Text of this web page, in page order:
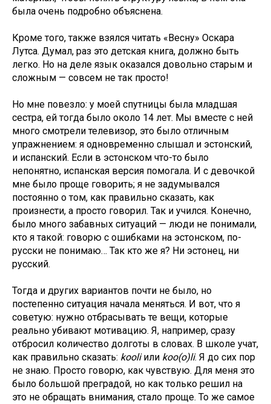
была очень подробно объяснена.
Кроме того, также взялся читать «Весну» Оскара
Лутса. Думал, раз это детская книга, должно быть
легко. Но на деле язык оказался довольно старым и
сложным — совсем не так просто!
Но мне повезло: у моей спутницы была младшая
сестра, ей тогда было около 14 лет. Мы вместе с ней
много смотрели телевизор, это было отличным
упражнением: я одновременно слышал и эстонский,
и испанский. Если в эстонском что-то было
непонятно, испанская версия помогала. И с девочкой
мне было проще говорить; я не задумывался
постоянно о том, как правильно сказать, как
произнести, а просто говорил. Так и учился. Конечно,
было много забавных ситуаций — люди не понимали,
кто я такой: говорю с ошибками на эстонском, по-
русски не понимаю… Так кто же я? Ни эстонец, ни
русский.
Тогда и других вариантов почти не было, но
постепенно ситуация начала меняться. И вот, что я
советую: нужно отбрасывать те вещи, которые
реально убивают мотивацию. Я, например, сразу
отбросил количество долготы в словах. В школе учат,
как правильно сказать: kooliили koo(o)li. Я до сих пор
не знаю. Просто говорю, как чувствую. Для меня это
было большой преградой, но как только решил на
это не обращать внимания, стало проще. То же самое